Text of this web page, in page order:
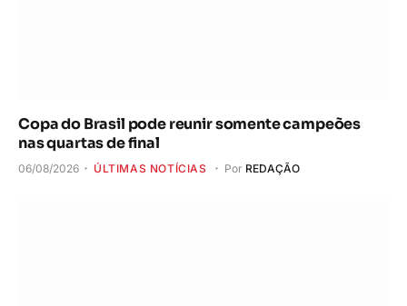
Copa do Brasil pode reunir somente campeões
nas quartas de final
06/08/2026 ÚLTIMAS NOTÍCIAS Por REDAÇÃO